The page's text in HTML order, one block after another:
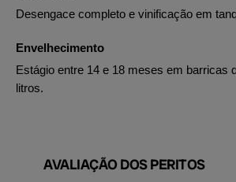
Desengace completo e vinificação em
Envelhecimento
Estágio entre 14 e 18 meses em barricas
litros.
AVALIAÇÃO DOS PERITOS